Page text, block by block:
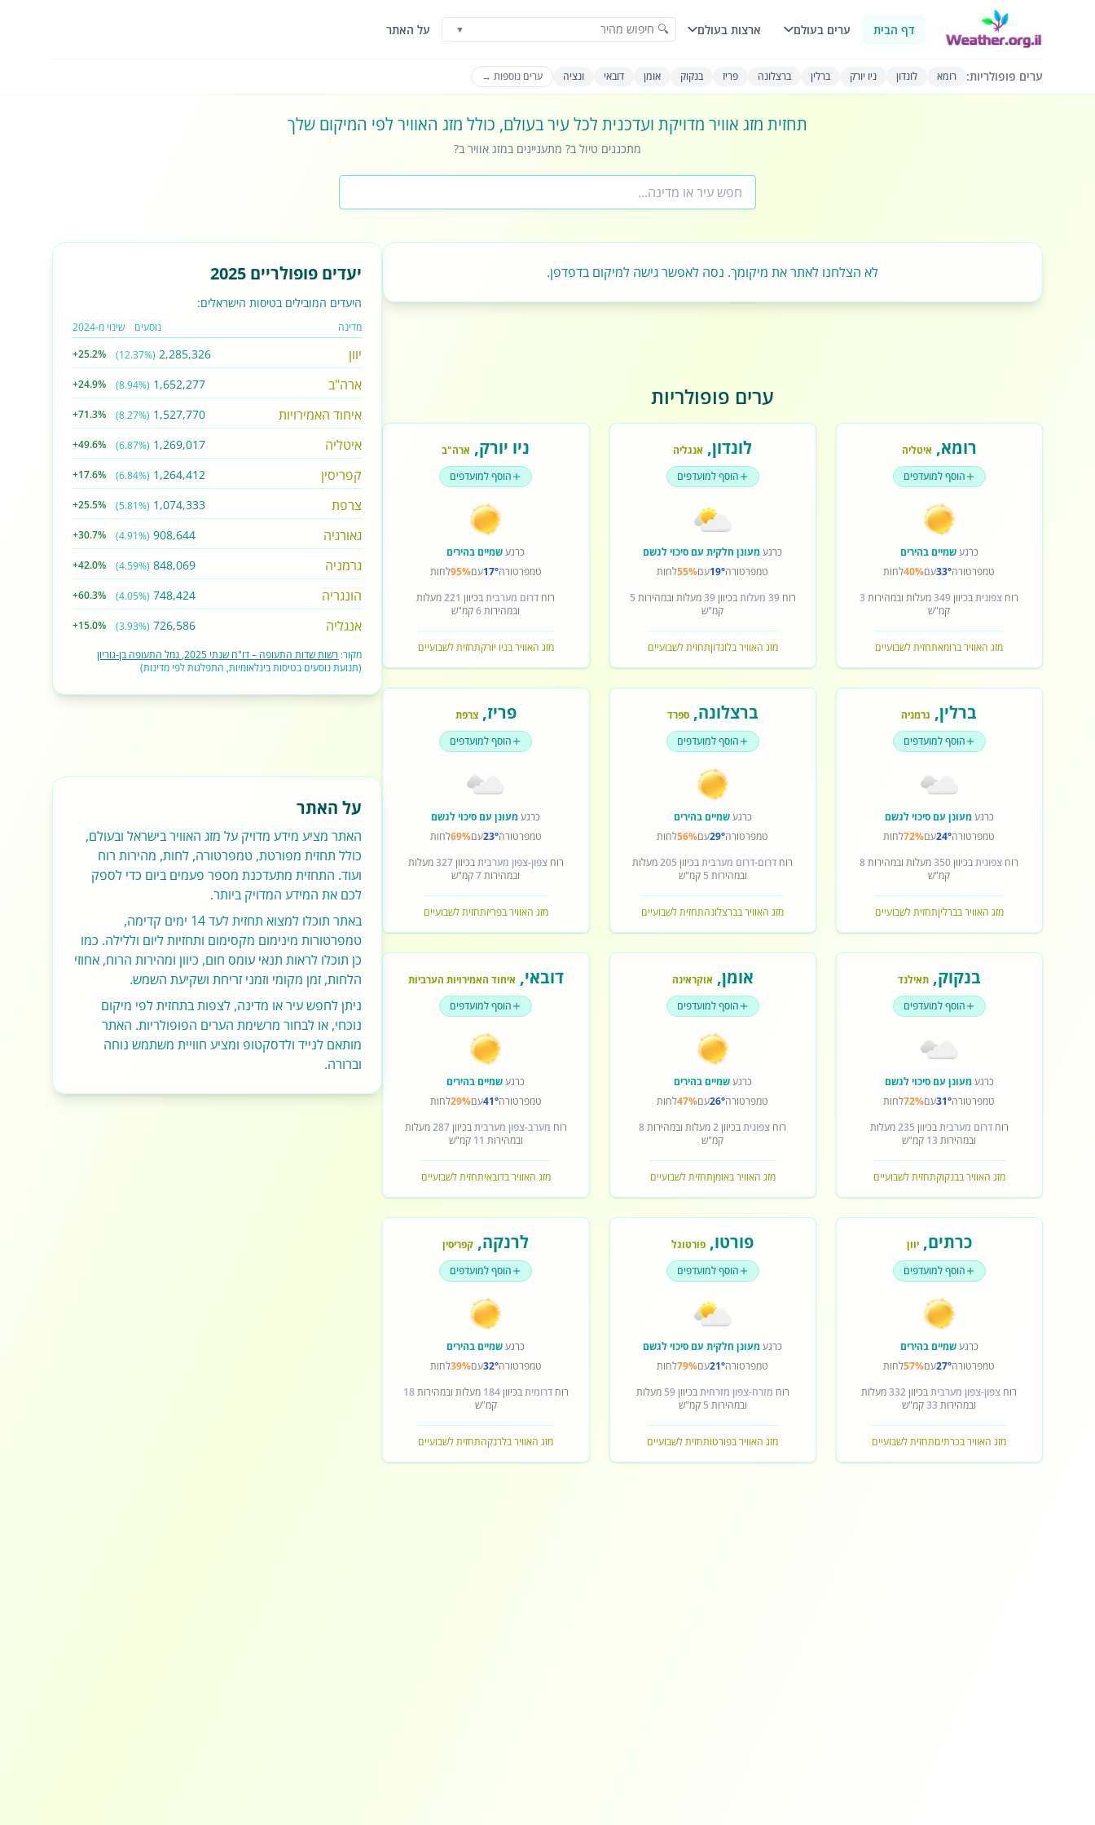
דף הבית ערים בעולם ארצות בעולם 🔍 חיפוש מהיר ▼ על האתר
ערים פופולריות: רומא לונדון ניו יורק ברלין ברצלונה פריז בנקוק אומן דובאי ונציה ערים נוספות →
תחזית מזג אוויר מדויקת ועדכנית לכל עיר בעולם, כולל מזג האוויר לפי המיקום שלך
מתכננים טיול ב? מתעניינים במזג אוויר ב?
לא הצלחנו לאתר את מיקומך. נסה לאפשר גישה למיקום בדפדפן.
ערים פופולריות
רומא, איטליה
הוסף למועדפים
כרגעשמיים בהירים
טמפרטורה33°עם40%לחות
רוח צפוניתבכיוון349מעלות ובמהירות 3
קמ"ש
מזג האוויר ברומאתחזית לשבועיים
לונדון, אנגליה
הוסף למועדפים
כרגעמעונן חלקית עם סיכוי לגשם
טמפרטורה19°עם55%לחות
רוח39 מעלות בכיוון39מעלות ובמהירות 5
קמ"ש
מזג האוויר בלונדוןתחזית לשבועיים
ניו יורק, ארה"ב
הוסף למועדפים
כרגעשמיים בהירים
טמפרטורה17°עם95%לחות
רוח דרום מערביתבכיוון 221מעלות
ובמהירות6קמ"ש
מזג האוויר בניו יורקתחזית לשבועיים
ברלין, גרמניה
הוסף למועדפים
כרגעמעונן עם סיכוי לגשם
טמפרטורה24°עם72%לחות
רוח צפוניתבכיוון350מעלות ובמהירות8
קמ"ש
מזג האוויר בברליןתחזית לשבועיים
ברצלונה,ספרד
הוסף למועדפים
כרגעשמיים בהירים
טמפרטורה29°עם56%לחות
רוח דרום-דרום מערביתבכיוון 205מעלות
ובמהירות 5 קמ"ש
מזג האוויר בברצלונהתחזית לשבועיים
פריז,צרפת
הוסף למועדפים
כרגעמעונן עם סיכוי לגשם
טמפרטורה23°עם69%לחות
רוחצפון-צפון מערביתבכיוון327מעלות
ובמהירות7קמ"ש
מזג האוויר בפריזתחזית לשבועיים
בנקוק,תאילנד
הוסף למועדפים
כרגעמעונן עם סיכוי לגשם
טמפרטורה31°עם72%לחות
רוחדרום מערביתבכיוון 235מעלות
ובמהירות 13 קמ"ש
מזג האוויר בבנקוקתחזית לשבועיים
אומן, אוקראינה
הוסף למועדפים
כרגעשמיים בהירים
טמפרטורה26°עם47%לחות
רוח צפוניתבכיוון2מעלות ובמהירות8
קמ"ש
מזג האוויר באומןתחזית לשבועיים
דובאי, איחוד האמירויות הערביות
הוסף למועדפים
כרגעשמיים בהירים
טמפרטורה41°עם29%לחות
רוח מערב-צפון מערביתבכיוון287מעלות
ובמהירות 11 קמ"ש
מזג האוויר בדובאיתחזית לשבועיים
כרתים,יוון
הוסף למועדפים
כרגעשמיים בהירים
טמפרטורה27°עם57%לחות
רוח צפון-צפון מערביתבכיוון332מעלות
ובמהירות 33קמ"ש
מזג האוויר בכרתיםתחזית לשבועיים
פורטו, פורטוגל
הוסף למועדפים
כרגעמעונן חלקית עם סיכוי לגשם
טמפרטורה21°עם79%לחות
רוח מזרח-צפון מזרחיתבכיוון59 מעלות
ובמהירות 5 קמ"ש
מזג האוויר בפורטותחזית לשבועיים
לרנקה, קפריסין
הוסף למועדפים
כרגעשמיים בהירים
טמפרטורה32°עם39%לחות
רוחדרומיתבכיוון184 מעלות ובמהירות18
קמ"ש
מזג האוויר בלרנקהתחזית לשבועיים
יעדים פופולריים 2025
היעדים המובילים בטיסות הישראלים:
מדינה נוסעים שינוי מ-2024
יוון 2,285,326
(12.37%)
+25.2%
ארה"ב 1,652,277
(8.94%)
+24.9%
איחוד האמירויות 1,527,770
(8.27%)
+71.3%
איטליה 1,269,017
(6.87%)
+49.6%
קפריסין 1,264,412
(6.84%)
+17.6%
צרפת 1,074,333
(5.81%)
+25.5%
גאורגיה 908,644
(4.91%)
+30.7%
גרמניה 848,069
(4.59%)
+42.0%
הונגריה 748,424
(4.05%)
+60.3%
אנגליה 726,586
(3.93%)
+15.0%
מקור: רשות שדות התעופה – דו"ח שנתי 2025, נמל התעופה בן-גוריון
(תנועת נוסעים בטיסות בינלאומיות, התפלגות לפי מדינות)
על האתר
האתר מציע מידע מדויק על מזג האוויר בישראל ובעולם,
כולל תחזית מפורטת, טמפרטורה, לחות, מהירות רוח
ועוד. התחזית מתעדכנת מספר פעמים ביום כדי לספק
לכם את המידע המדויק ביותר.
באתר תוכלו למצוא תחזית לעד 14 ימים קדימה,
טמפרטורות מינימום מקסימום ותחזיות ליום וללילה. כמו
כן תוכלו לראות תנאי עומס חום, כיוון ומהירות הרוח, אחוזי
הלחות, זמן מקומי וזמני זריחת ושקיעת השמש.
ניתן לחפש עיר או מדינה, לצפות בתחזית לפי מיקום
נוכחי, או לבחור מרשימת הערים הפופולריות. האתר
מותאם לנייד ולדסקטופ ומציע חוויית משתמש נוחה
וברורה.